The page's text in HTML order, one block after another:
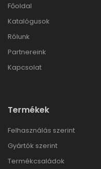
Főoldal
Katalógusok
Rólunk
Partnereink
Kapcsolat
Termékek
Felhasználás szerint
Gyártók szerint
Termékcsaládok